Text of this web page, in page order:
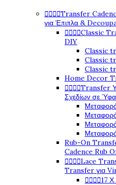
   Transfer
για Έπιπλα &
   Classic
DIY
Classic
Classic
Classic
Home Decor
   Transfer
Σχεδίων σε
Rub-On
Cadence Rub
   Lace
Transfer για
   17